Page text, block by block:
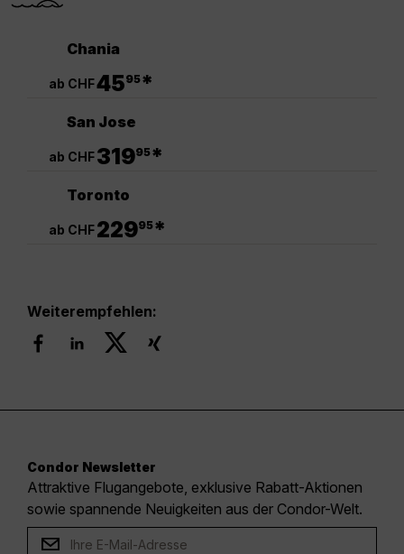
Chania
ab CHF4595*
San Jose
ab CHF31995*
Toronto
ab CHF22995*
Weiterempfehlen:
Condor Newsletter
Attraktive Flugangebote, exklusive Rabatt-Aktionen
sowie spannende Neuigkeiten aus der Condor-Welt.